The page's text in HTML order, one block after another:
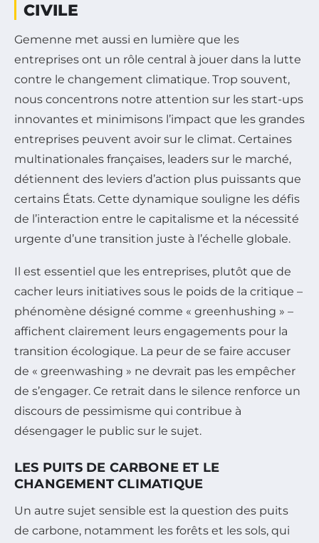
CIVILE
Gemenne met aussi en lumière que les
entreprises ont un rôle central à jouer dans la lutte
contre le changement climatique. Trop souvent,
nous concentrons notre attention sur les start-ups
innovantes et minimisons l’impact que les grandes
entreprises peuvent avoir sur le climat. Certaines
multinationales françaises, leaders sur le marché,
détiennent des leviers d’action plus puissants que
certains États. Cette dynamique souligne les défis
de l’interaction entre le capitalisme et la nécessité
urgente d’une transition juste à l’échelle globale.
Il est essentiel que les entreprises, plutôt que de
cacher leurs initiatives sous le poids de la critique –
phénomène désigné comme « greenhushing » –
affichent clairement leurs engagements pour la
transition écologique. La peur de se faire accuser
de « greenwashing » ne devrait pas les empêcher
de s’engager. Ce retrait dans le silence renforce un
discours de pessimisme qui contribue à
désengager le public sur le sujet.
LES PUITS DE CARBONE ET LE
CHANGEMENT CLIMATIQUE
Un autre sujet sensible est la question des puits
de carbone, notamment les forêts et les sols, qui